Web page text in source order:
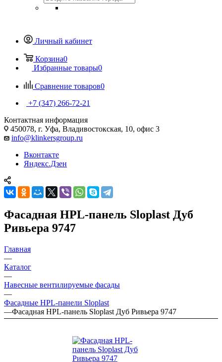
Личный кабинет
Корзина0
Избранные товары0
Сравнение товаров0
+7 (347) 266-72-21
Контактная информация
450078, г. Уфа, Владивостокская, 10, офис 3
info@klinkersgroup.ru
Вконтакте
Яндекс.Дзен
Фасадная HPL-панель Sloplast Дуб
Ривьера 9747
Главная
—
Каталог
—
Навесные вентилируемые фасады
—
Фасадные HPL-панели Sloplast
—Фасадная HPL-панель Sloplast Дуб Ривьера 9747